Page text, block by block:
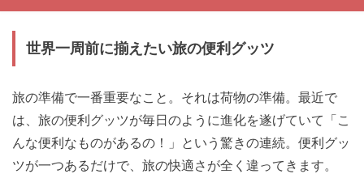
世界一周前に揃えたい旅の便利グッツ
旅の準備で一番重要なこと。それは荷物の準備。最近で
は、旅の便利グッツが毎日のように進化を遂げていて「こ
んな便利なものがあるの！」という驚きの連続。便利グッ
ツが一つあるだけで、旅の快適さが全く違ってきます。